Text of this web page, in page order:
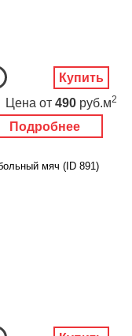
Подробнее
Цена от 490 руб.м2
Купить
мяч (ID 891)